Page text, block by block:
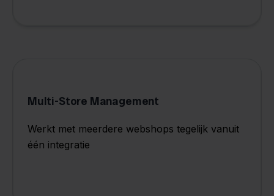
Multi-Store Management
Werkt met meerdere webshops tegelijk vanuit
één integratie